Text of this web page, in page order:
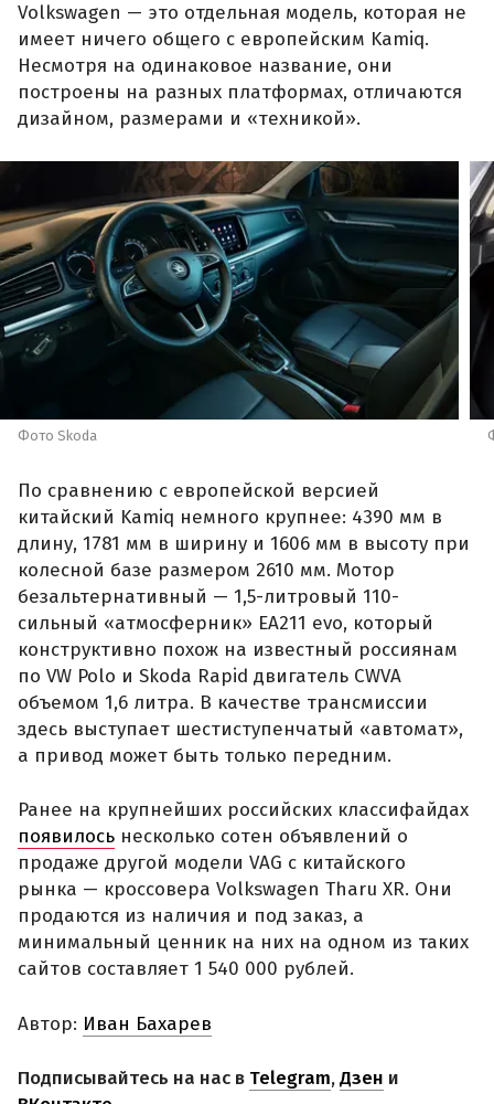
Volkswagen — это отдельная модель, которая не
имеет ничего общего с европейским Kamiq.
Несмотря на одинаковое название, они
построены на разных платформах, отличаются
дизайном, размерами и «техникой».
Фото Skoda
По сравнению с европейской версией
китайский Kamiq немного крупнее: 4390 мм в
длину, 1781 мм в ширину и 1606 мм в высоту при
колесной базе размером 2610 мм. Мотор
безальтернативный — 1,5-литровый 110-
сильный «атмосферник» ЕА211 evo, который
конструктивно похож на известный россиянам
по VW Polo и Skoda Rapid двигатель CWVA
объемом 1,6 литра. В качестве трансмиссии
здесь выступает шестиступенчатый «автомат»,
а привод может быть только передним.
Ранее на крупнейших российских классифайдах
появилось несколько сотен объявлений о
продаже другой модели VAG с китайского
рынка — кроссовера Volkswagen Tharu XR. Они
продаются из наличия и под заказ, а
минимальный ценник на них на одном из таких
сайтов составляет 1 540 000 рублей.
Автор: Иван Бахарев
Подписывайтесь на нас в Telegram,Дзен и